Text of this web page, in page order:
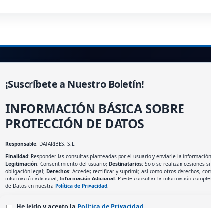
¡Suscríbete a Nuestro Boletín!
INFORMACIÓN BÁSICA SOBRE
PROTECCIÓN DE DATOS
Responsable: DATARIBES, S.L.
Finalidad: Responder las consultas planteadas por el usuario y enviarle la
Legitimación: Consentimiento del usuario; Destinatarios: Solo se realizan cesiones
obligación legal; Derechos: Acceder, rectificar y suprimir, así como otros derechos,
información adicional; Información Adicional: Puede consultar la información
de Datos en nuestra Política de Privacidad.